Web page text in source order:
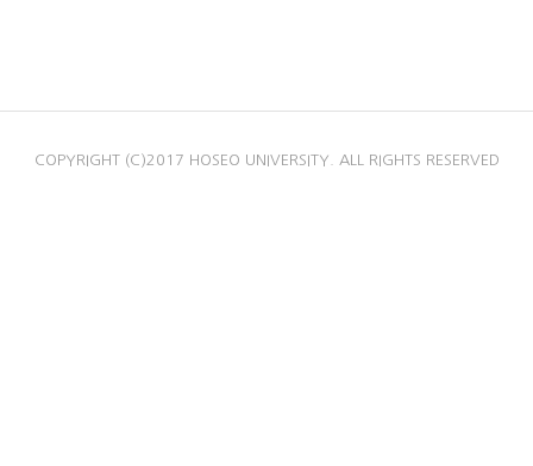
COPYRIGHT (C)2017 HOSEO UNIVERSITY. ALL RIGHTS RESERVED